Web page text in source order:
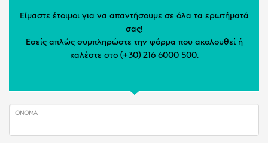
Είμαστε έτοιμοι για να απαντήσουμε σε όλα τα ερωτήματά
σας!
Εσείς απλώς συμπληρώστε την φόρμα που ακολουθεί ή
καλέστε στο (+30) 216 6000 500.
ΌΝΟΜΑ